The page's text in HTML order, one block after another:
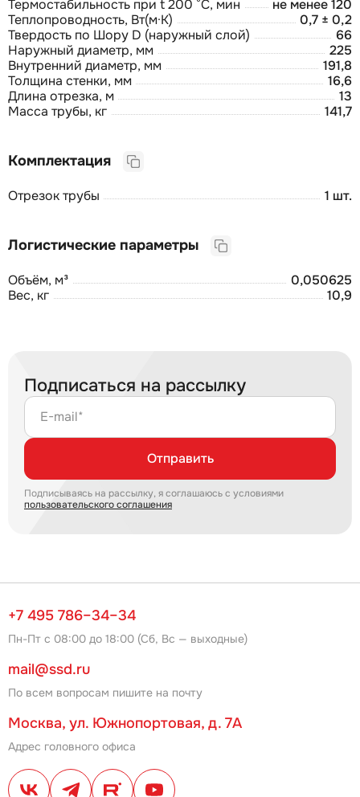
Термостабильность при t 200 °С, мин
не менее 120
Теплопроводность, Вт(м·К)
0,7 ± 0,2
Твердость по Шору D (наружный слой)
66
Наружный диаметр, мм
225
Внутренний диаметр, мм
191,8
Толщина стенки, мм
16,6
Длина отрезка, м
13
Масса трубы, кг
141,7
Комплектация
Отрезок трубы 1 шт.
Логистические параметры
Объём, м³
0,050625
Вес, кг
10,9
Подписаться на рассылку
E-mail*
Отправить
Подписываясь на рассылку, я соглашаюсь с условиями
пользовательского соглашения
+7 495 786–34–34
Пн-Пт с 08:00 до 18:00 (Сб, Вс — выходные)
mail@ssd.ru
По всем вопросам пишите на почту
Москва, ул. Южнопортовая, д. 7А
Адрес головного офиса